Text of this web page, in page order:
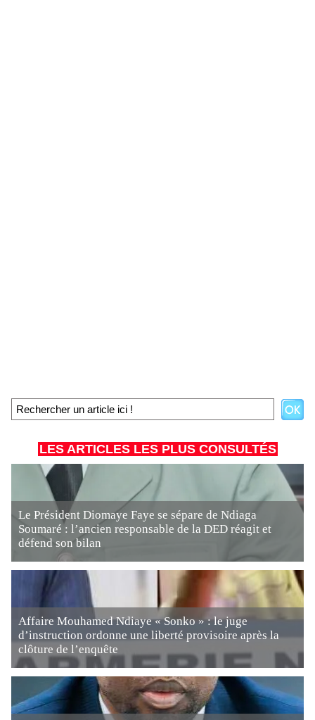
LES ARTICLES LES PLUS CONSULTÉS
Le Président Diomaye Faye se sépare de Ndiaga
Soumaré : l’ancien responsable de la DED réagit et
défend son bilan
Affaire Mouhamed Ndiaye « Sonko » : le juge
d’instruction ordonne une liberté provisoire après la
clôture de l’enquête